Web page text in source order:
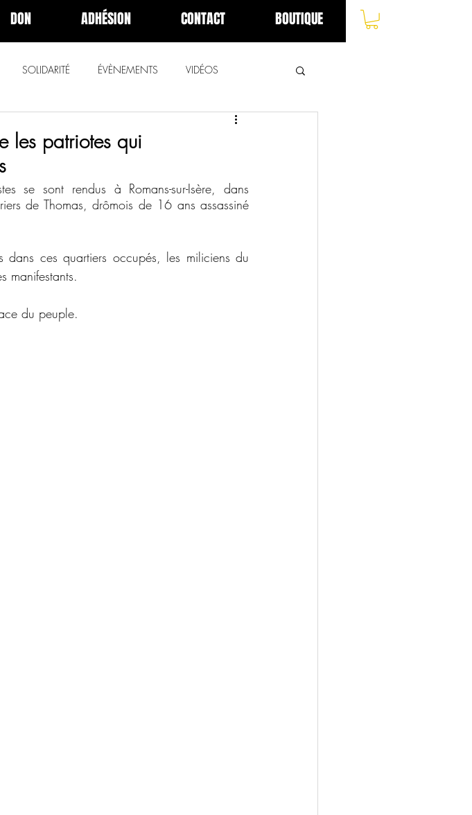
DON ADHÉSION CONTACT BOUTIQUE
SOLIDARITÉ ÉVÈNEMENTS VIDÉOS
les patriotes qui
se sont rendus à Romans-sur-Isère, dans
de Thomas, drômois de 16 ans assassiné
ces quartiers occupés, les miliciens du
manifestants.
du peuple.